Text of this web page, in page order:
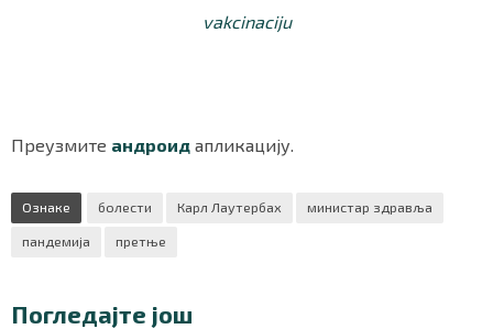
vakcinaciju
Преузмите андроид апликацију.
Ознаке болести Карл Лаутербах
министар здравља
пандемија
претње
Погледајте још